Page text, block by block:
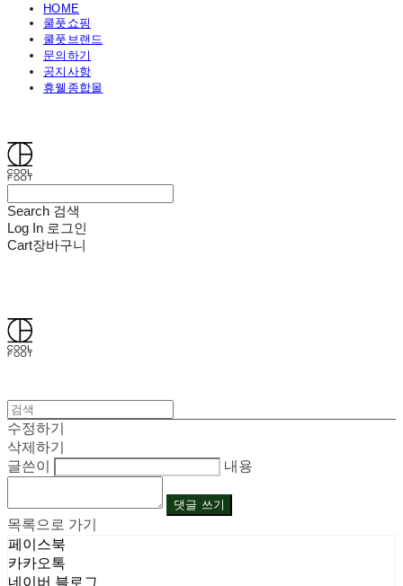
HOME
쿨풋쇼핑
쿨풋브랜드
문의하기
공지사항
휴웰종합몰
Search 검색
Log In 로그인
Cart장바구니
수정하기
삭제하기
글쓴이
내용
댓글 쓰기
목록으로 가기
페이스북
카카오톡
네이버 블로그